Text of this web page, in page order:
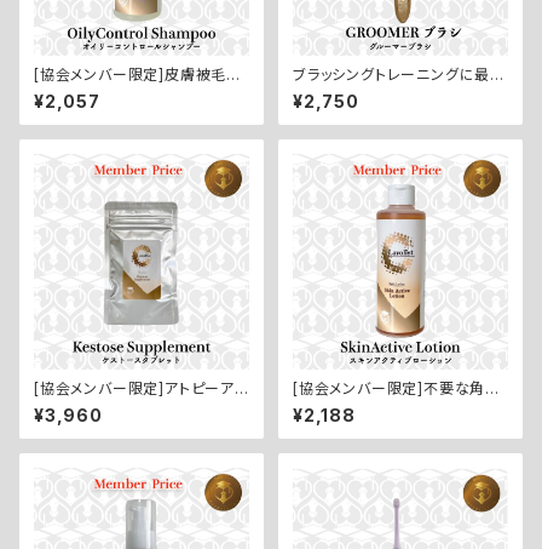
[協会メンバー限定]皮膚被毛の
ベタつきや頑固な汚れを除去【O
ilyControl Shanpoo／オイリ
ーコントロールシャンプー：200
¥2,057
ブラッシングトレーニングに最
適！【GROOMERブラシ／グル
ーマーブラシ：No.100 First】
¥2,750
[協会メンバー限定]アトピーアレ
ルギーなどトラブル肌のインナ
ーケアに【Kestose Supplem
ent／オリゴ糖サプリメント：60
¥3,960
[協会メンバー限定]不要な角質
やフケを緩やかに解消【SkinAc
tive Lotion／スキンアクティブ
ローション：200ml】
¥2,188